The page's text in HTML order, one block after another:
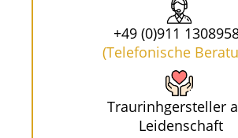
+49 (0)911
(Telefonische
Traurinhgersteller
Leidenschaft